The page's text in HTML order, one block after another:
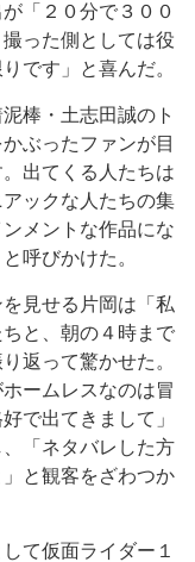
「２０分で３００
った側としては役
です」と喜んだ。
棒・土志田誠のト
ぶったファンが目
出てくる人たちは
ックな人たちの集
メントな作品にな
呼びかけた。
見せる片岡は「私
と、朝の４時まで
返って驚かせた。
ームレスなのは冒
で出てきまして」
「ネタバレした方
と観客をざわつか
て仮面ライダー１